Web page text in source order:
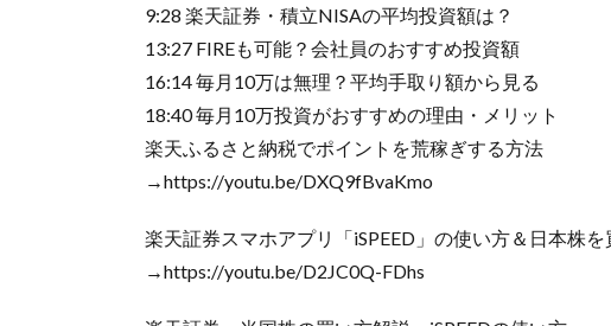
9:28 楽天証券・積立NISAの平均投資額は？
13:27 FIREも可能？会社員のおすすめ投資額
16:14 毎月10万は無理？平均手取り額から見る
18:40 毎月10万投資がおすすめの理由・メリット
楽天ふるさと納税でポイントを荒稼ぎする方法
→https://youtu.be/DXQ9fBvaKmo​
楽天証券スマホアプリ「iSPEED」の使い方＆日本株
→https://youtu.be/D2JC0Q-FDhs